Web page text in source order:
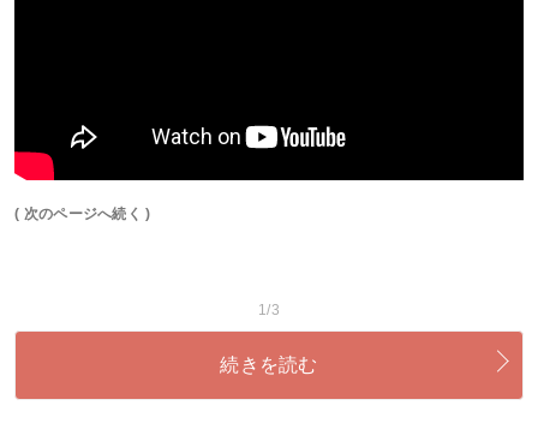
( 次のページへ続く )
1/3
続きを読む